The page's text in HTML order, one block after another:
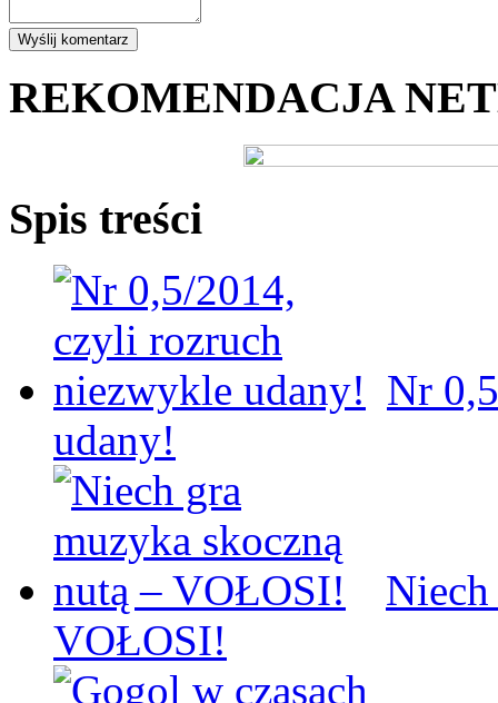
REKOMENDACJA
Spis treści
Nr
udany!
VOŁOSI!